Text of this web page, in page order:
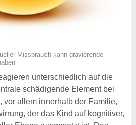
Missbrauch kann gravierende
unterschiedlich auf die
schädigende Element bei
vor allem innerhalb der Familie,
der das Kind auf kognitiver,